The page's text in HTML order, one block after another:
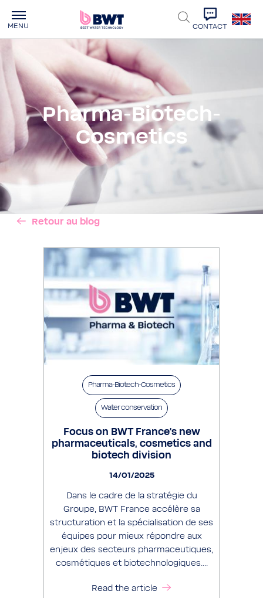
MENU CONTACT
Pharma-Biotech-
Cosmetics
Retour au blog
Pharma-Biotech-Cosmetics
Water conservation
Focus on BWT France's new
pharmaceuticals, cosmetics and
biotech division
14/01/2025
Dans le cadre de la stratégie du
Groupe, BWT France accélère sa
structuration et la spécialisation de ses
équipes pour mieux répondre aux
enjeux des secteurs pharmaceutiques,
cosmétiques et biotechnologiques....
Read the article